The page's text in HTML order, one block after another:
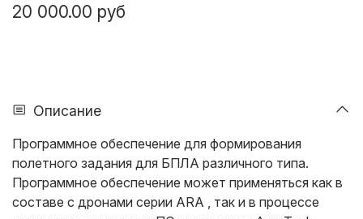
20 000.00 руб
Описание
Программное обеспечение для формирования
полетного задания для БПЛА различного типа.
Программное обеспечение может применяться как в
составе с дронами серии ARA , так и в процессе